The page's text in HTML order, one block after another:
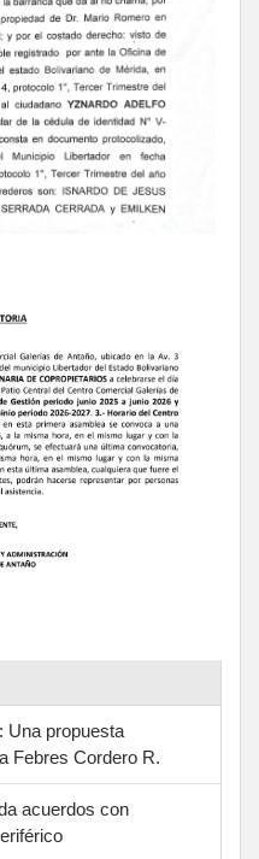
Una propuesta
Febres Cordero R.
acuerdos con